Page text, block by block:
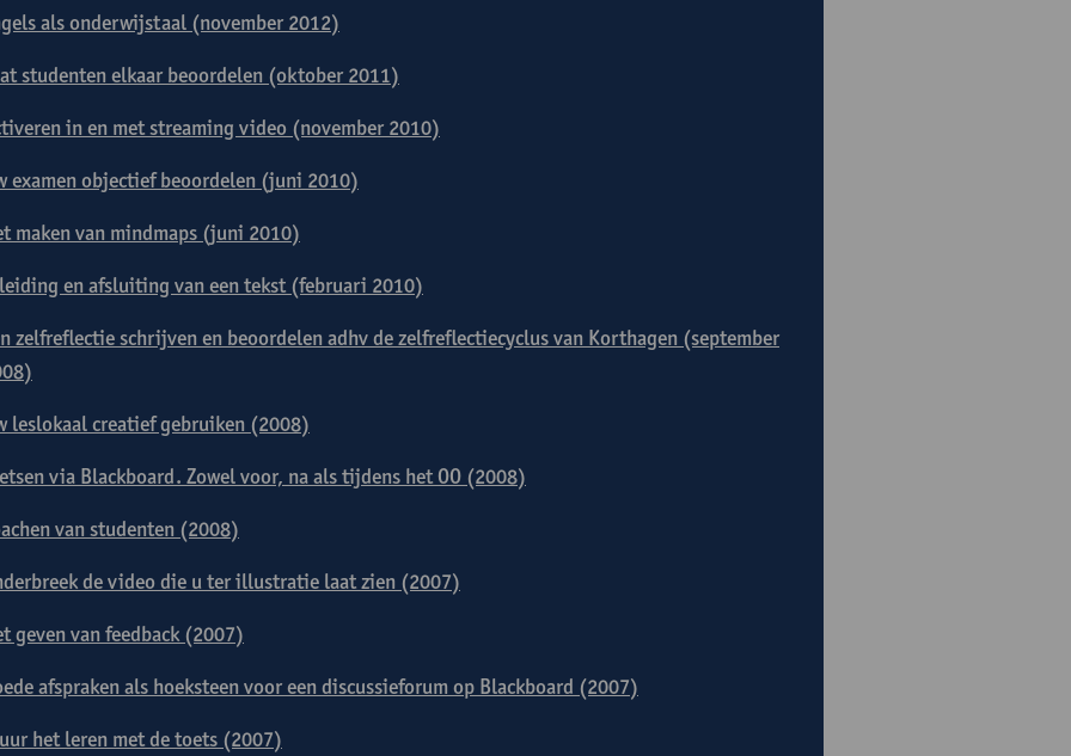
als onderwijstaal (november 2012)
studenten elkaar beoordelen (oktober 2011)
in en met streaming video (november 2010)
examen objectief beoordelen (juni 2010)
maken van mindmaps (juni 2010)
en afsluiting van een tekst (februari 2010)
zelfreflectie schrijven en beoordelen adhv de zelfreflectiecyclus van Korthagen (september
leslokaal creatief gebruiken (2008)
via Blackboard. Zowel voor, na als tijdens het OO (2008)
van studenten (2008)
de video die u ter illustratie laat zien (2007)
geven van feedback (2007)
afspraken als hoeksteen voor een discussieforum op Blackboard (2007)
het leren met de toets (2007)